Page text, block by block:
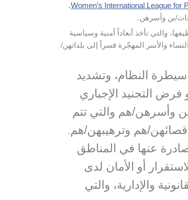
Women’s International League for،
ين وأسرهن.
والتي تأخذ أبعاداً أمنية وسياسية
والأسر المهجّرة قسراً إلى بلداتهن/
النظام، وتشديد
فرض التجنيد الإجباري
ين وأسرهن/هم والتي تتم
في إقصائهن/هم وترهيبهن/هم.
عنها في المناطق
أو الأمان لدى
والإدارية، والتي